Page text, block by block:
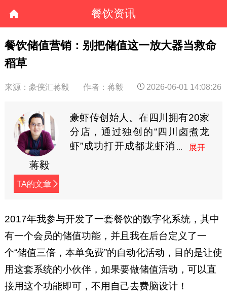
餐饮资讯
餐饮储值营销：别把储值这一放大器当救命
稻草
来源：豪侠汇蒋毅 作者：蒋毅 2026-06-01 14:08:26
蒋毅
TA的文章
豪虾传创始人。在四川拥有20家
分店，通过独创的“四川卤煮龙
虾”成功打开成都龙虾消
战宝典。（微信：hxz9861，公
众号：luzhulongxia）
2017年我参与开发了一套餐饮的数字化系统，其中
有一个会员的储值功能，并且我在后台定义了一
个“储值三倍，本单免费”的自动化活动，目的是让使
用这套系统的小伙伴，如果要做储值活动，可以直
接用这个功能即可，不用自己去费脑设计！